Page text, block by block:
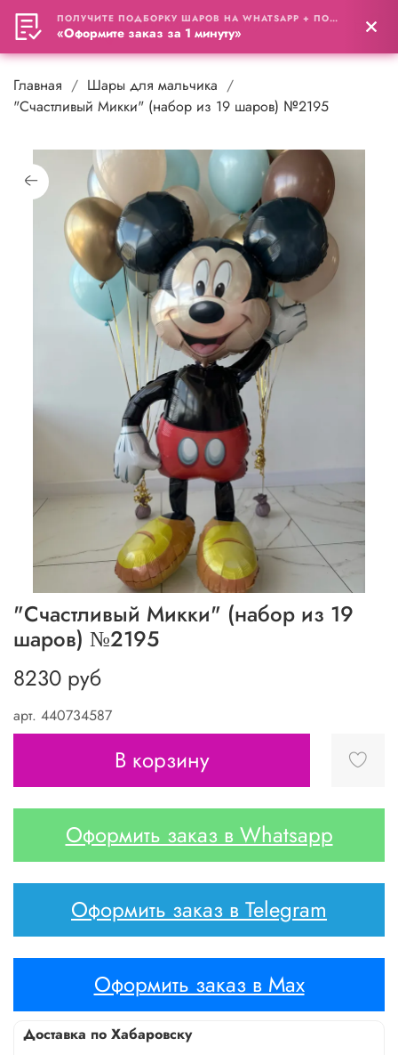
0
Главная
Шары для мальчика
"Счастливый Микки" (набор из 19 шаров) №2195
арт. 440734587
"Счастливый Микки" (набор из 19
шаров) №2195
8230 руб
В корзину
Оформить заказ в Whatsapp
Оформить заказ в Telegram
Оформить заказ в Max
Доставка по Хабаровску
ПОЛУЧИТЕ ПОДБОРКУ ШАРОВ НА WHATSAPP + ПОДАРОК
«Оформите заказ за 1 минуту»